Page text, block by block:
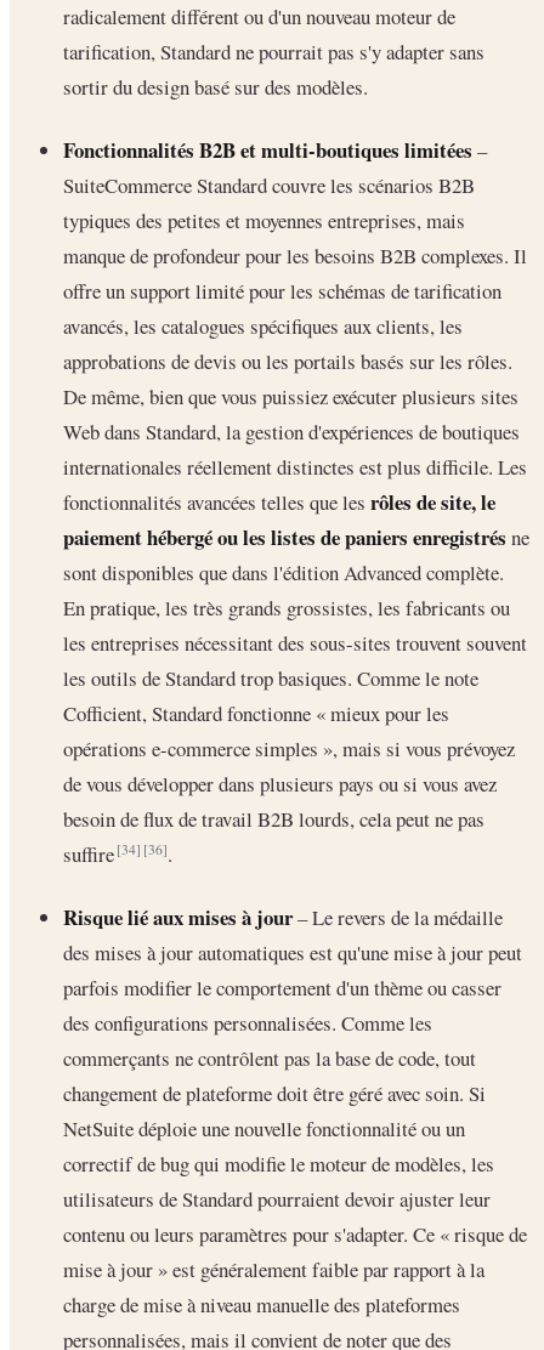
radicalement différent ou d'un nouveau moteur de
tarification, Standard ne pourrait pas s'y adapter sans
sortir du design basé sur des modèles.
Fonctionnalités B2B et multi-boutiques limitées –
SuiteCommerce Standard couvre les scénarios B2B
typiques des petites et moyennes entreprises, mais
manque de profondeur pour les besoins B2B complexes. Il
offre un support limité pour les schémas de tarification
avancés, les catalogues spécifiques aux clients, les
approbations de devis ou les portails basés sur les rôles.
De même, bien que vous puissiez exécuter plusieurs sites
Web dans Standard, la gestion d'expériences de boutiques
internationales réellement distinctes est plus difficile. Les
fonctionnalités avancées telles que les rôles de site, le
paiement hébergé ou les listes de paniers enregistrés ne
sont disponibles que dans l'édition Advanced complète.
En pratique, les très grands grossistes, les fabricants ou
les entreprises nécessitant des sous-sites trouvent souvent
les outils de Standard trop basiques. Comme le note
Cofficient, Standard fonctionne « mieux pour les
opérations e-commerce simples », mais si vous prévoyez
de vous développer dans plusieurs pays ou si vous avez
besoin de flux de travail B2B lourds, cela peut ne pas
suffire[34] [36].
Risque lié aux mises à jour– Le revers de la médaille
des mises à jour automatiques est qu'une mise à jour peut
parfois modifier le comportement d'un thème ou casser
des configurations personnalisées. Comme les
commerçants ne contrôlent pas la base de code, tout
changement de plateforme doit être géré avec soin. Si
NetSuite déploie une nouvelle fonctionnalité ou un
correctif de bug qui modifie le moteur de modèles, les
utilisateurs de Standard pourraient devoir ajuster leur
contenu ou leurs paramètres pour s'adapter. Ce « risque de
mise à jour » est généralement faible par rapport à la
charge de mise à niveau manuelle des plateformes
personnalisées, mais il convient de noter que des